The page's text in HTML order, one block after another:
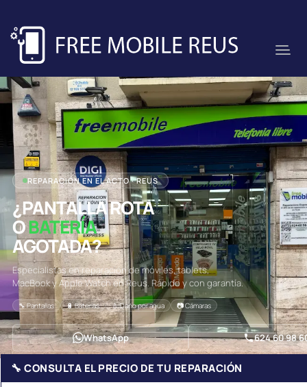
REPARACIÓN EN EL ACTO · REUS
¿PANTALLA ROTA
OBATERÍA
AGOTADA?
Especialistas en reparación de móviles, tablets,
MacBook y Apple Watch en Reus. Rápido y con garantía.
🔧 Pantallas 🔋 Baterías 💧 Daño por agua 📷 Cámaras
WhatsApp 624 60 98
🔧 CONSULTA EL PRECIO DE TU REPARACIÓN